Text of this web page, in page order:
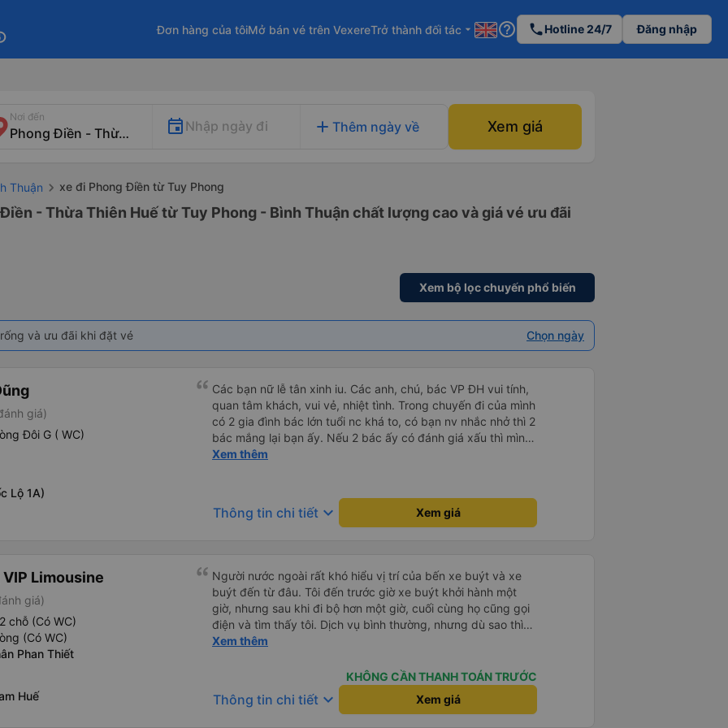
Đơn hàng của tôiMở bán vé trên VexereTrở thành đối tác arrow_drop_down help_outline phoneHotline 24/7 Đăng nhập
Nơi đến
Nhập ngày đi add Thêm ngày về Xem giá
Thuận xe đi Phong Điền từ Tuy Phong
- Thừa Thiên Huế từ Tuy Phong - Bình Thuận chất lượng cao và giá vé ưu đãi
Xem bộ lọc chuyến phổ biến
và ưu đãi khi đặt vé Chọn ngày
giá)
Đôi G ( WC)
Lộ 1A)
Các bạn nữ lễ tân xinh iu. Các anh, chú, bác VP ĐH vui tính,
quan tâm khách, vui vẻ, nhiệt tình. Trong chuyến đi của mình
có 2 gia đình bác lớn tuổi nc khá to, có bạn nv nhắc nhở thì 2
bác mắng lại bạn ấy. Nếu 2 bác ấy có đánh giá xấu thì mình
ngược lại nha. Bạn ấy nhắc nhở rất đúng. 2 bác nói rất to. To
bị phản ánh thì đừng trừ lương bạn ấy nha. Nếu bạn ấy bị trừ
thì bảo bạn ấy liên hệ sđt của mình, mình hỗ trợ ạ. Số mình
(một mình) yêu luôn. Nhưng phòng đôi mà nằm một thì mỗi
lần xe rẽ 1 cái là ✈️ Ít đi xe khách nhưng đủ để đánh giá
10/10.
Xem thêm
Thông tin chi tiết keyboard_arrow_down Xem giá
Limousine
giá)
chỗ (Có WC)
(Có WC)
Phan Thiết
Huế
Người nước ngoài rất khó hiểu vị trí của bến xe buýt và xe
buýt đến từ đâu. Tôi đến trước giờ xe buýt khởi hành một
giờ, nhưng sau khi đi bộ hơn một giờ, cuối cùng họ cũng gọi
điện và tìm thấy tôi. Dịch vụ bình thường, nhưng dù sao thì
tôi ngủ ngon hơn ở khách sạn vì tôi rất thoải mái. Sẽ tuyệt
cho điểm tối đa. Cảm ơn bạn rất nhiều.
Xem thêm
KHÔNG CẦN THANH TOÁN TRƯỚC
Thông tin chi tiết keyboard_arrow_down Xem giá